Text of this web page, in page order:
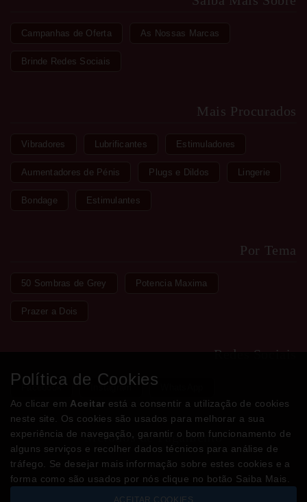
Campanhas de Oferta As Nossas Marcas
Brinde Redes Sociais
Mais Procurados
Vibradores Lubrificantes Estimuladores
Aumentadores de Pénis Plugs e Dildos Lingerie
Bondage Estimulantes
Por Tema
50 Sombras de Grey Potencia Maxima
Prazer a Dois
Redes Sociais
Facebook Instagram
Métodos de Pagamento
Política de Cookies
Ao clicar em Aceitar está a consentir a utilização de cookies
neste site. Os cookies são usados para melhorar a sua
experiência de navegação, garantir o bom funcionamento de
alguns serviços e recolher dados técnicos para análise de
tráfego. Se desejar mais informação sobre estes cookies e a
forma como são usados por nós clique no botão Saiba Mais.
ACEITAR COOKIES